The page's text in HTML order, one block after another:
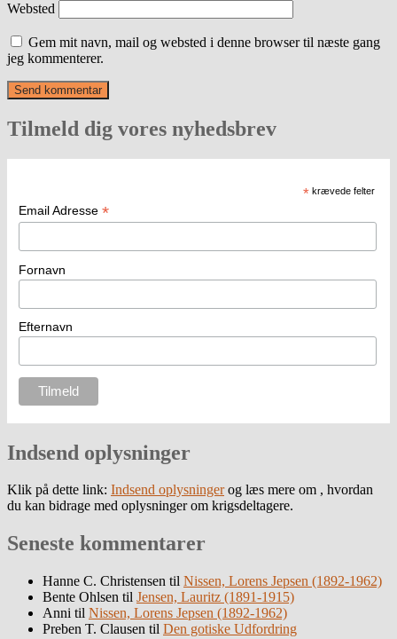
Websted
Gem mit navn, mail og websted i denne browser til næste gang
jeg kommenterer.
Tilmeld dig vores nyhedsbrev
* krævede felter
Email Adresse *
Fornavn
Efternavn
Indsend oplysninger
Klik på dette link: Indsend oplysningerog læs mere om , hvordan
du kan bidrage med oplysninger om krigsdeltagere.
Seneste kommentarer
Hanne C. Christensen til Nissen, Lorens Jepsen (1892-1962)
Bente Ohlsen til Jensen, Lauritz (1891-1915)
Anni til Nissen, Lorens Jepsen (1892-1962)
Preben T. Clausen til Den gotiske Udfordring